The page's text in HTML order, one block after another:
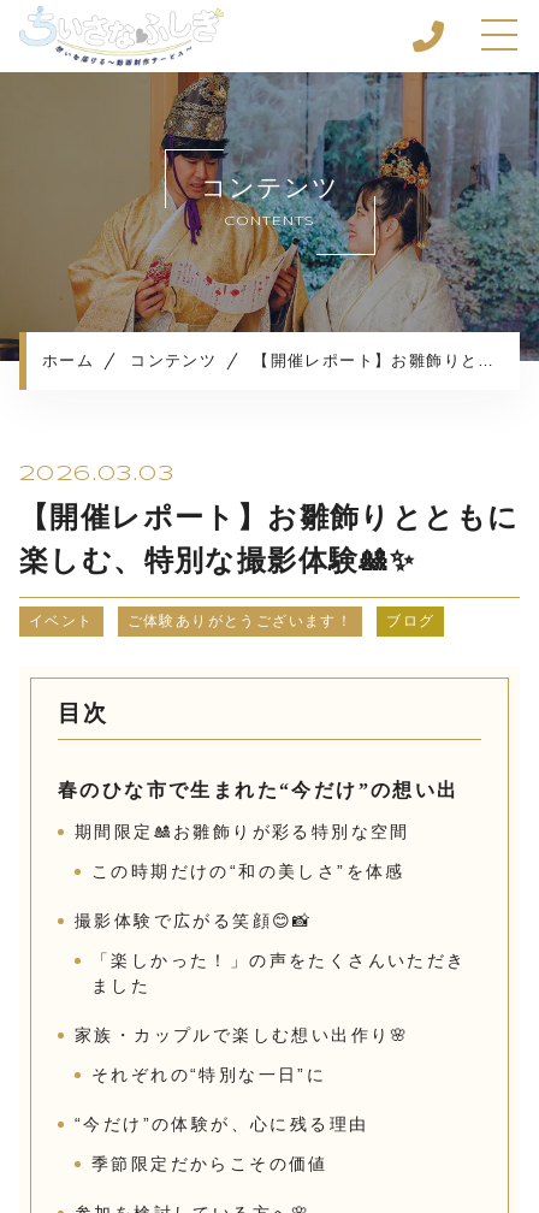
ホーム
ちいさなふしぎについて
サービスのご案内
サービスのご体験談
ご利用の流れ
よくある質問
コンテンツ
CONTENTS
ホーム コンテンツ 【開催レポート】お雛飾りとともに楽しむ、特別な撮影体験🎎✨
2026.03.03
【開催レポート】お雛飾りとともに
楽しむ、特別な撮影体験🎎✨
イベント ご体験ありがとうございます！ ブログ
目次
春のひな市で生まれた“今だけ”の想い出
期間限定🎎お雛飾りが彩る特別な空間
この時期だけの“和の美しさ”を体感
撮影体験で広がる笑顔😊📸
「楽しかった！」の声をたくさんいただき
ました
家族・カップルで楽しむ想い出作り🌸
それぞれの“特別な一日”に
“今だけ”の体験が、心に残る理由
季節限定だからこその価値